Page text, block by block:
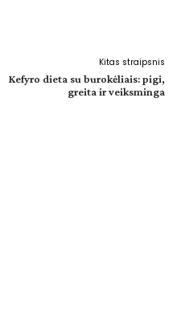
Kitas straipsnis
Kefyro dieta su burokėliais: pigi,
greita ir veiksminga